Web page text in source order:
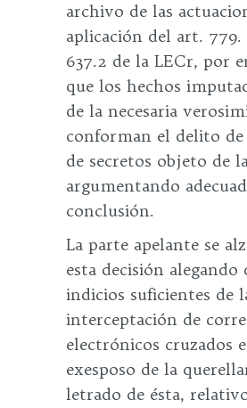
archivo de las
aplicación del art. 779.
637.2 de la LECr, por
que los hechos
de la necesaria
conforman el delito de
de secretos objeto de
argumentando
conclusión.
La parte apelante se
esta decisión alegando
indicios suficientes de
interceptación de
electrónicos cruzados
exesposo de la
letrado de ésta,